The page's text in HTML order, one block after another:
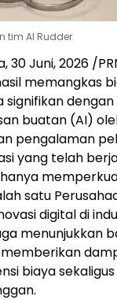
tim AI Rudder
,30 Juni, 2026 /
memangkas
signifikan
buatan (AI)
pengalaman
yang telah
satu
digital di
menunjukkan
biaya